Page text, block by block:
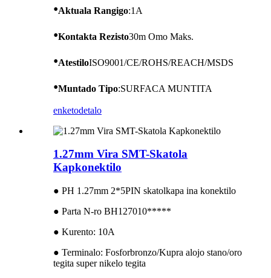
•Aktuala Rangigo:1A
•Kontakta Rezisto30m Omo Maks.
•AtestiloISO9001/CE/ROHS/REACH/MSDS
•Muntado Tipo:SURFACA MUNTITA
enketodetalo
1.27mm Vira SMT-Skatola
Kapkonektilo
● PH 1.27mm 2*5PIN skatolkapa ina konektilo
● Parta N-ro BH127010*****
● Kurento: 10A
● Terminalo: Fosforbronzo/Kupra alojo stano/oro
tegita super nikelo tegita